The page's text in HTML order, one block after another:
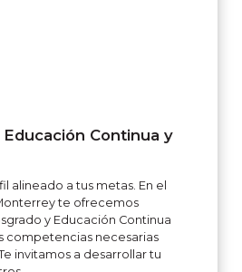
Continua y
alineado a tus metas. En el
te ofrecemos
y Educación Continua
competencias necesarias
invitamos a desarrollar tu